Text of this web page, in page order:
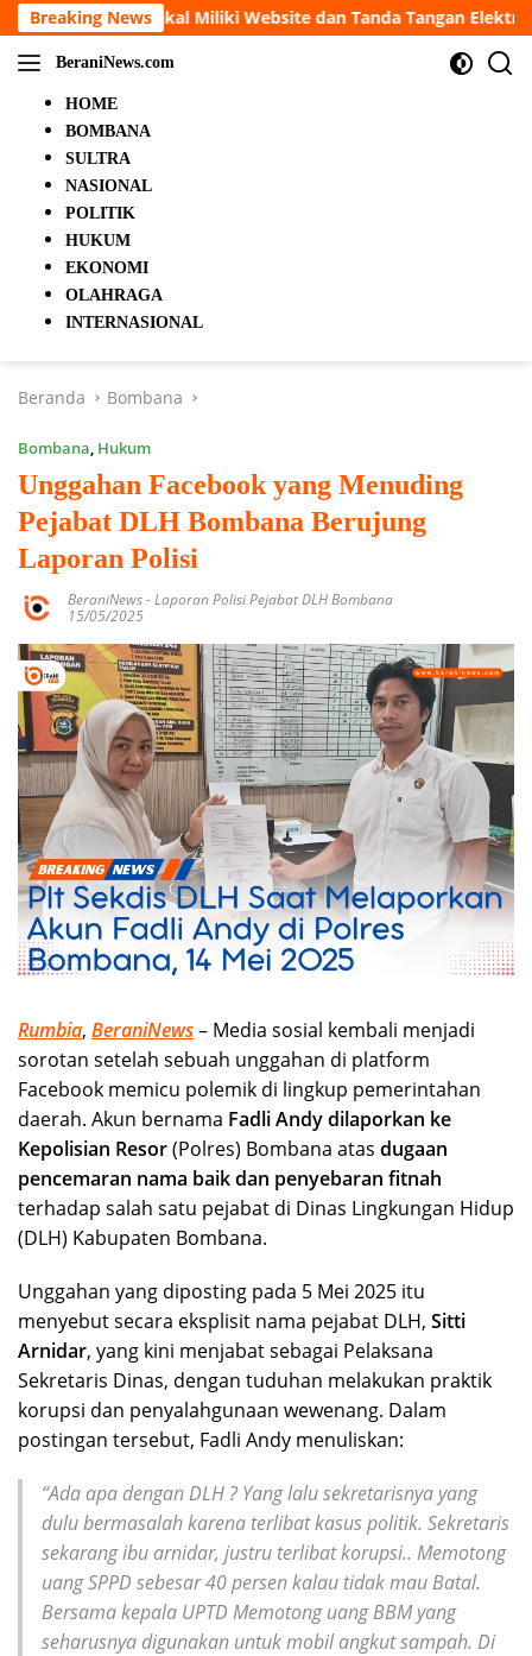
Langsung
ke
konten
Breaking News
dan Tanda Tangan Elektronik 5 Orang Tewas
BeraniNews.com
HOME
BOMBANA
SULTRA
NASIONAL
POLITIK
HUKUM
EKONOMI
OLAHRAGA
INTERNASIONAL
Beranda Bombana
Bombana, Hukum
Unggahan Facebook yang Menuding
Pejabat DLH Bombana Berujung
Laporan Polisi
BeraniNews-Laporan Polisi Pejabat DLH Bombana
15/05/2025
Rumbia, BeraniNews– Media sosial kembali menjadi
sorotan setelah sebuah unggahan di platform
Facebook memicu polemik di lingkup pemerintahan
daerah. Akun bernama Fadli Andydilaporkan ke
Kepolisian Resor(Polres) Bombana atas dugaan
pencemaran nama baik dan penyebaran fitnah
terhadap salah satu pejabat di Dinas Lingkungan Hidup
(DLH) Kabupaten Bombana.
Unggahan yang diposting pada 5 Mei 2025 itu
menyebut secara eksplisit nama pejabat DLH, Sitti
Arnidar, yang kini menjabat sebagai Pelaksana
Sekretaris Dinas, dengan tuduhan melakukan praktik
korupsi dan penyalahgunaan wewenang. Dalam
postingan tersebut, Fadli Andy menuliskan:
“Ada apa dengan DLH ? Yang lalu sekretarisnya yang
dulu bermasalah karena terlibat kasus politik. Sekretaris
sekarang ibu arnidar, justru terlibat korupsi.. Memotong
uang SPPD sebesar 40 persen kalau tidak mau Batal.
Bersama kepala UPTD Memotong uang BBM yang
seharusnya digunakan untuk mobil angkut sampah. Di